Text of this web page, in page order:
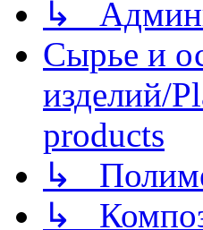
↳
Сырье и
изделий/
products
↳
↳